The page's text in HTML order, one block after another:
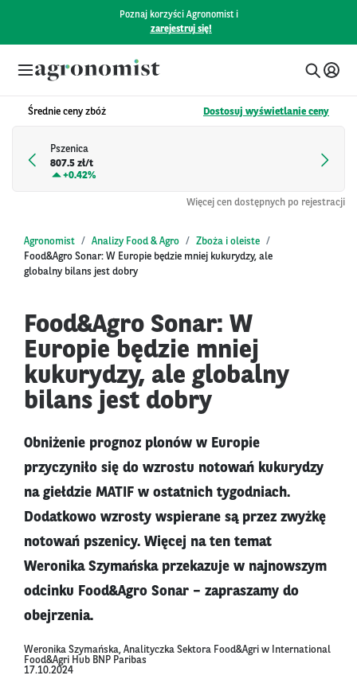
Poznaj korzyści Agronomist i
zarejestruj się!
Średnie ceny zbóż Dostosuj wyświetlanie ceny
Pszenica
807.5 zł/t
+0.42%
Więcej cen dostępnych po rejestracji
Agronomist Analizy Food & Agro
Zboża i oleiste
Food&Agro Sonar: W Europie będzie mniej kukurydzy, ale
globalny bilans jest dobry
Food&Agro Sonar: W
Europie będzie mniej
kukurydzy, ale globalny
bilans jest dobry
Obniżenie prognoz plonów w Europie
przyczyniło się do wzrostu notowań kukurydzy
na giełdzie MATIF w ostatnich tygodniach.
Dodatkowo wzrosty wspierane są przez zwyżkę
notowań pszenicy. Więcej na ten temat
Weronika Szymańska przekazuje w najnowszym
odcinku Food&Agro Sonar – zapraszamy do
obejrzenia.
Weronika Szymańska, Analityczka Sektora Food&Agri w International
Food&Agri Hub BNP Paribas
17.10.2024